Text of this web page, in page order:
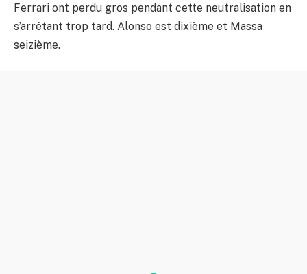
Ferrari ont perdu gros pendant cette neutralisation en
s’arrêtant trop tard. Alonso est dixième et Massa
seizième.